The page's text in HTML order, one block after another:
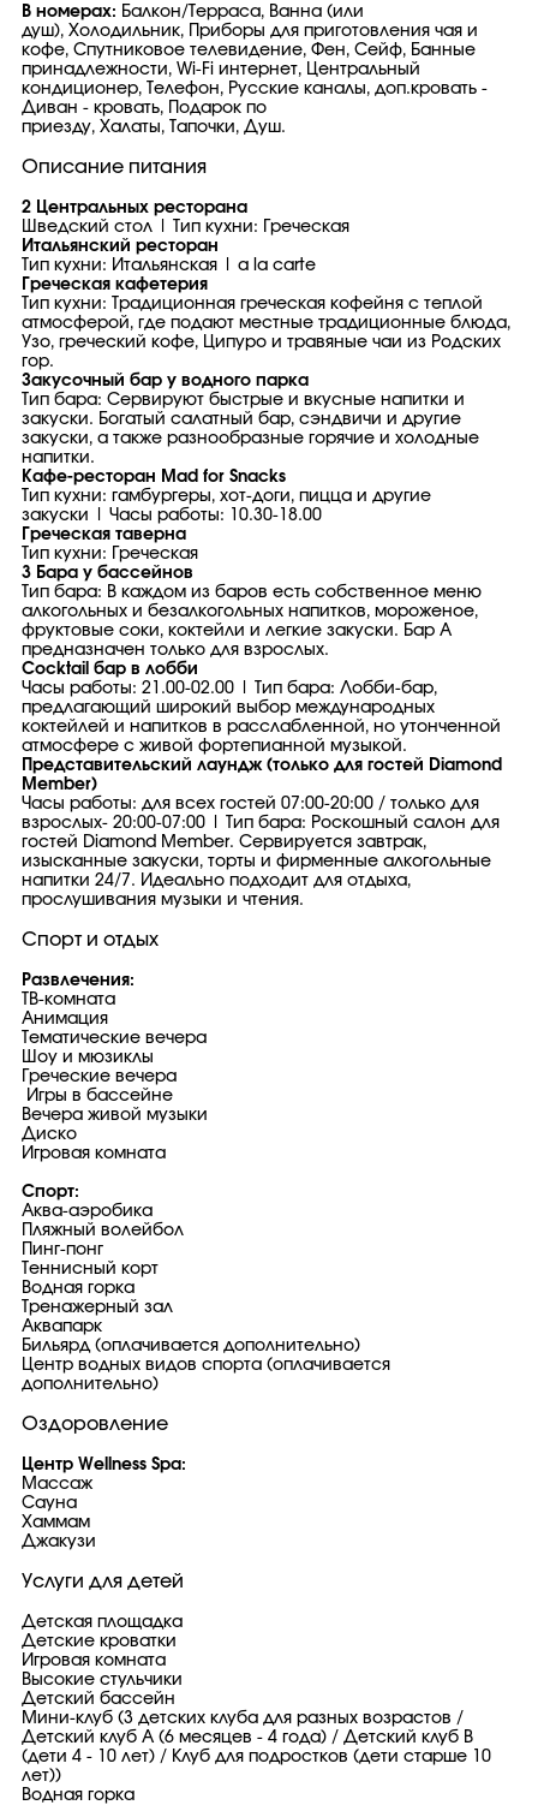
В номерах: Балкон/Терраса, Ванна (или
душ), Холодильник, Приборы для приготовления чая и
кофе, Спутниковое телевидение, Фен, Сейф, Банные
принадлежности, Wi-Fi интернет, Центральный
кондиционер, Телефон, Русские каналы, доп.кровать -
Диван - кровать, Подарок по
приезду, Халаты, Тапочки, Душ.
Описание питания
2 Центральных ресторана
Шведский стол | Тип кухни: Греческая
Итальянский ресторан
Тип кухни: Итальянская | a la carte
Греческая кафетерия
Тип кухни: Традиционная греческая кофейня с теплой
атмосферой, где подают местные традиционные блюда,
Узо, греческий кофе, Ципуро и травяные чаи из Родских
гор.
Закусочный бар у водного парка
Тип бара: Сервируют быстрые и вкусные напитки и
закуски. Богатый салатный бар, сэндвичи и другие
закуски, а также разнообразные горячие и холодные
напитки.
Кафе-ресторан Mad for Snacks
Тип кухни: гамбургеры, хот-доги, пицца и другие
закуски | Часы работы: 10.30-18.00
Греческая таверна
Тип кухни: Греческая
3 Бара у бассейнов
Тип бара: В каждом из баров есть собственное меню
алкогольных и безалкогольных напитков, мороженое,
фруктовые соки, коктейли и легкие закуски. Бар A
предназначен только для взрослых.
Cocktail бар в лобби
Часы работы: 21.00-02.00 | Тип бара: Лобби-бар,
предлагающий широкий выбор международных
коктейлей и напитков в расслабленной, но утонченной
атмосфере с живой фортепианной музыкой.
Представительский лаундж (только для гостей Diamond
Member)
Часы работы: для всех гостей 07:00-20:00 / только для
взрослых- 20:00-07:00 | Тип бара: Роскошный салон для
гостей Diamond Member. Сервируется завтрак,
изысканные закуски, торты и фирменные алкогольные
напитки 24/7. Идеально подходит для отдыха,
прослушивания музыки и чтения.
Спорт и отдых
Развлечения:
ТВ-комната
Анимация
Тематические вечера
Шоу и мюзиклы
Греческие вечера
Игры в бассейне
Вечера живой музыки
Диско
Игровая комната
Спорт:
Аква-аэробика
Пляжный волейбол
Пинг-понг
Теннисный корт
Водная горка
Тренажерный зал
Аквапарк
Бильярд (оплачивается дополнительно)
Центр водных видов спорта (оплачивается
дополнительно)
Оздоровление
Центр Wellness Spa:
Массаж
Сауна
Хаммам
Джакузи
Услуги для детей
Детская площадка
Детские кроватки
Игровая комната
Высокие стульчики
Детский бассейн
Мини-клуб (3 детских клуба для разных возрастов /
Детский клуб A (6 месяцев - 4 года) / Детский клуб B
(дети 4 - 10 лет) / Клуб для подростков (дети старше 10
лет))
Водная горка